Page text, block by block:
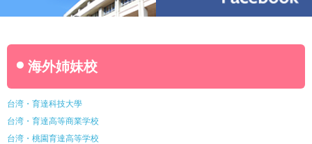
海外姉妹校
台湾・育達科技大學
台湾・育達高等商業学校
台湾・桃園育達高等学校